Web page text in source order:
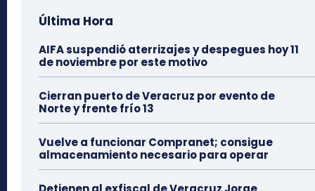
Última Hora
AIFA suspendió aterrizajes y despegues hoy 11
de noviembre por este motivo
Cierran puerto de Veracruz por evento de
Norte y frente frío 13
Vuelve a funcionar Compranet; consigue
almacenamiento necesario para operar